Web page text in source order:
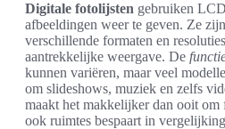
Digitale fotolijsten gebruiken
afbeeldingen weer te geven. Ze
verschillende formaten en
aantrekkelijke weergave. De
kunnen variëren, maar veel
om slideshows, muziek en zelfs
maakt het makkelijker dan ooit om
ook ruimtes bespaart in